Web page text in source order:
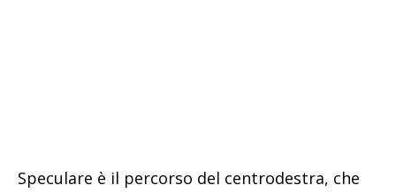
Speculare è il percorso del centrodestra, che